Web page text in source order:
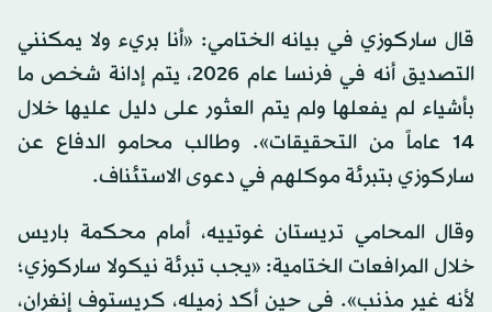
قال ساركوزي في بيانه الختامي: «أنا بريء ولا يمكنني
التصديق أنه في فرنسا عام 2026، يتم إدانة شخص ما
بأشياء لم يفعلها ولم يتم العثور على دليل عليها خلال
14 عاماً من التحقيقات». وطالب محامو الدفاع عن
ساركوزي بتبرئة موكلهم في دعوى الاستئناف.
وقال المحامي تريستان غوتييه، أمام محكمة باريس
خلال المرافعات الختامية: «يجب تبرئة نيكولا ساركوزي؛
لأنه غير مذنب». في حين أكد زميله، كريستوف إنغران،